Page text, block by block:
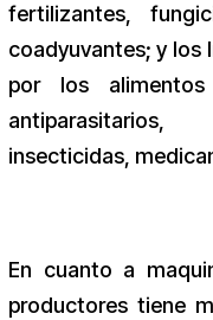
fertilizantes,
coadyuvantes; y los
por los
antiparasitarios,
insecticidas,
En cuanto a
productores tiene